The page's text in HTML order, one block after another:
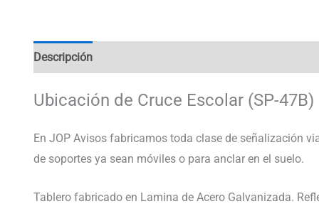
Descripción
Ubicación de Cruce Escolar (SP-47B)
En JOP Avisos fabricamos toda clase de señalización
de soportes ya sean móviles o para anclar en el suelo.
Tablero fabricado en Lamina de Acero Galvanizada.